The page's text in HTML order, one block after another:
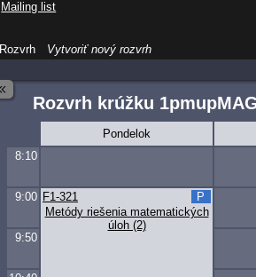
Rozvrh krúžku
Pondelok
8:10
9:00
Metódy riešenia matematických
úloh (2)
F1-321 P
9:50
Rozvrh
Vytvoriť nový rozvrh
Mailing list